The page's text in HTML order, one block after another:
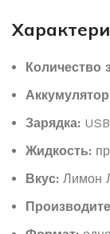
Количество
Зарядка:
Жидкость:
Вкус: Лимон